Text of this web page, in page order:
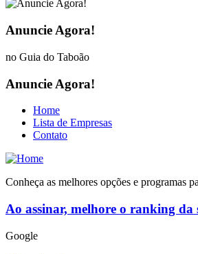
Anuncie Agora!
no Guia do Taboão
Anuncie Agora!
Home
Lista de Empresas
Contato
Conheça as melhores opções e programas
Ao assinar, melhore o ranking da
Google